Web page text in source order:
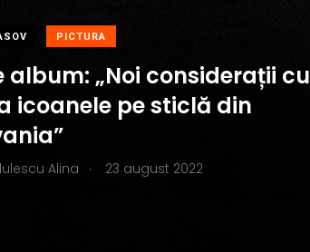
PICTURA
album: „Noi considerații cu
icoanele pe sticlă din
Alina . 23 august 2022